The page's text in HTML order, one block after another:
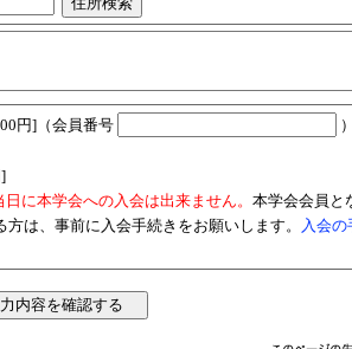
円]（会員番号
に本学会への入会は出来ません。 本学会会員と
方は、事前に入会手続きをお願いします。
入会の